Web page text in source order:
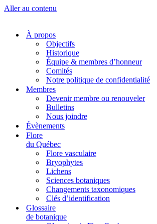
Aller au contenu
À propos
Objectifs
Historique
Équipe & membres d’honneur
Comités
Notre politique de confidentialité
Membres
Devenir membre ou renouveler
Bulletins
Nous joindre
Évènements
Flore
du Québec
Flore vasculaire
Bryophytes
Lichens
Sciences botaniques
Changements taxonomiques
Clés d’identification
Glossaire
de botanique